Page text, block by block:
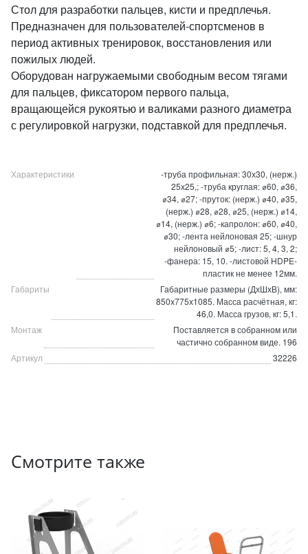
Стол для разработки пальцев, кисти и предплечья.
Предназначен для пользователей-спортсменов в
период активных тренировок, восстановления или
пожилых людей.
Оборудован нагружаемыми свободным весом тягами
для пальцев, фиксатором первого пальца,
вращающейся рукоятью и валиками разного диаметра
с регулировкой нагрузки, подставкой для предплечья.
Характеристики
-труба профильная: 30х30, (нерж.)
25х25,; -труба круглая: ⌀60, ⌀36,
⌀34, ⌀27; -пруток: (нерж.) ⌀40, ⌀35,
(нерж.) ⌀28, ⌀28, ⌀25, (нерж.) ⌀14,
⌀14, (нерж.) ⌀6; -капролон: ⌀60, ⌀40,
⌀30; -лента нейлоновая 25; -шнур
нейлоновый ⌀5; -лист: 5, 4, 3, 2;
-фанера: 15, 10. -листовой HDPE-
пластик не менее 12мм.
Габариты
Габаритные размеры (ДхШхВ), мм:
850х775х1085. Масса расчётная, кг:
46,0. Масса грузов, кг: 5,1.
Монтаж
Поставляется в собранном или
частично собранном виде. 196
Артикул
32226
Смотрите также